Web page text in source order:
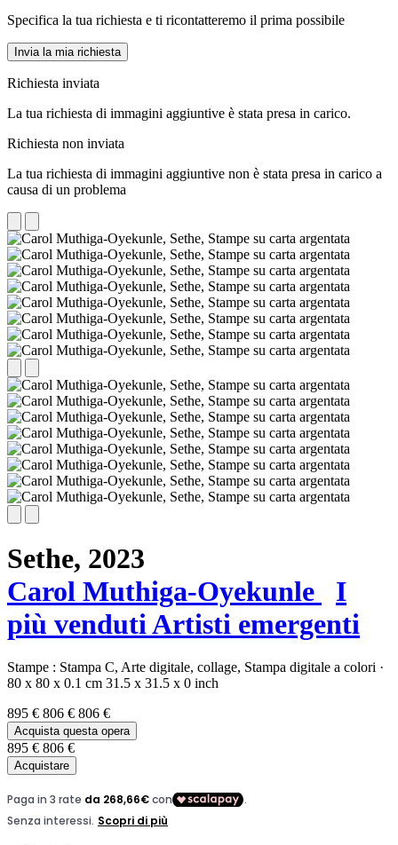
Specifica la tua richiesta e ti ricontatteremo il prima possibile
Invia la mia richiesta
Richiesta inviata
La tua richiesta di immagini aggiuntive è stata presa in carico.
Richiesta non inviata
La tua richiesta di immagini aggiuntive non è stata presa in carico a
causa di un problema
Sethe, 2023
Carol Muthiga-Oyekunle
I
più vendutiArtisti emergenti
Stampe : Stampa C, Arte digitale, collage, Stampa digitale a colori ·
80 x 80 x 0.1 cm 31.5 x 31.5 x 0 inch
895 € 806 € 806 €
Acquista questa opera
895 € 806 €
Acquistare